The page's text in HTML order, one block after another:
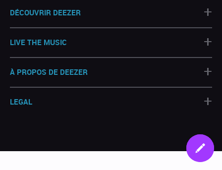
DÉCOUVRIR DEEZER +
LIVE THE MUSIC +
À PROPOS DE DEEZER +
LEGAL +